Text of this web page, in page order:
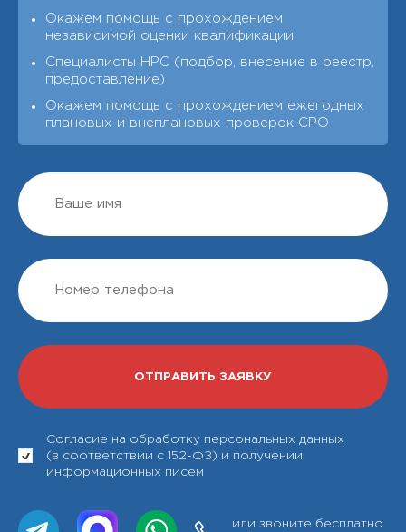
Окажем помощь с прохождением
независимой оценки квалификации
Специалисты НРС (подбор, внесение в реестр,
предоставление)
Окажем помощь с прохождением ежегодных
плановых и внеплановых проверок СРО
Согласие на обработку персональных данных
(в соответствии с 152-ФЗ) и получении
информационных писем
или звоните бесплатно